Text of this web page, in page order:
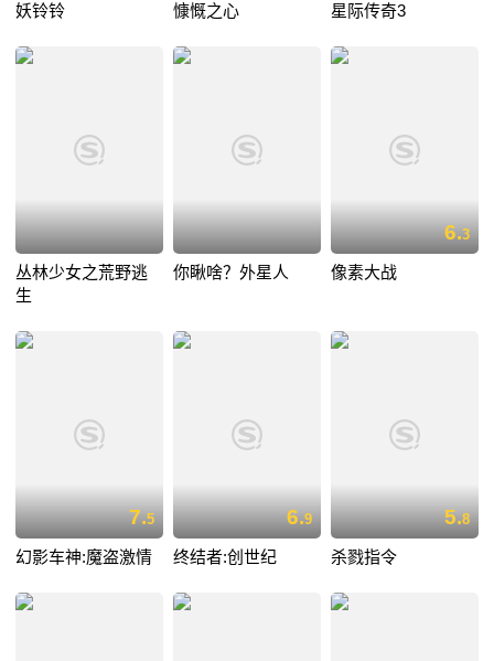
妖铃铃 慷慨之心 星际传奇3
丛林少女之荒野逃
生
你瞅啥？外星人
6.3
像素大战
7.5
幻影车神:魔盗激情
6.9
终结者:创世纪
5.8
杀戮指令